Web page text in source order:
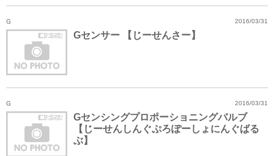
G 2016/03/31
Gセンサー 【じーせんさー】
G 2016/03/31
Gセンシングプロポーショニングバルブ
【じーせんしんぐぷろぽーしょにんぐばる
ぶ】